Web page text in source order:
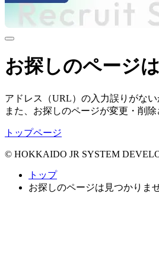
お探しのページ
アドレス（URL）の入力誤りがない
また、お探しのページが変更・削
トップページ
© HOKKAIDO JR SYSTEM D
トップ
お探しのページは見つかりま